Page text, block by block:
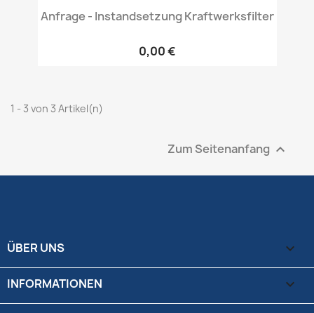
Anfrage - Instandsetzung Kraftwerksfilter
0,00 €
1 - 3 von 3 Artikel(n)
Zum Seitenanfang 
ÜBER UNS 
INFORMATIONEN 